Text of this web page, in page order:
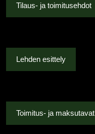
Tilaus- ja toimitusehdot
Lehden esittely
Toimitus- ja maksutavat